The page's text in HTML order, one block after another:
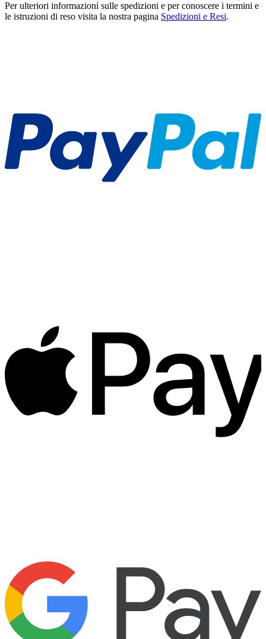
Per ulteriori informazioni sulle spedizioni e per conoscere i termini e
le istruzioni di reso visita la nostra pagina Spedizioni e Resi.